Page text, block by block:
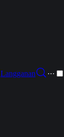
Langganan
···